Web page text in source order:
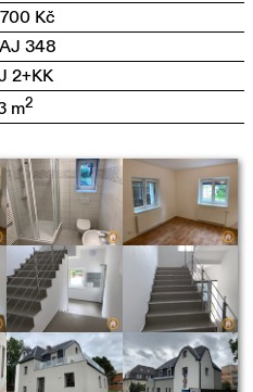
Kč
348
2+KK
m2